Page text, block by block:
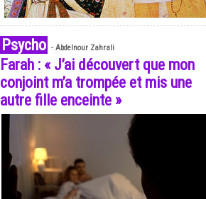
Psycho - Abdelnour Zahrali
Farah : « J’ai découvert que mon
conjoint m’a trompée et mis une
autre fille enceinte »